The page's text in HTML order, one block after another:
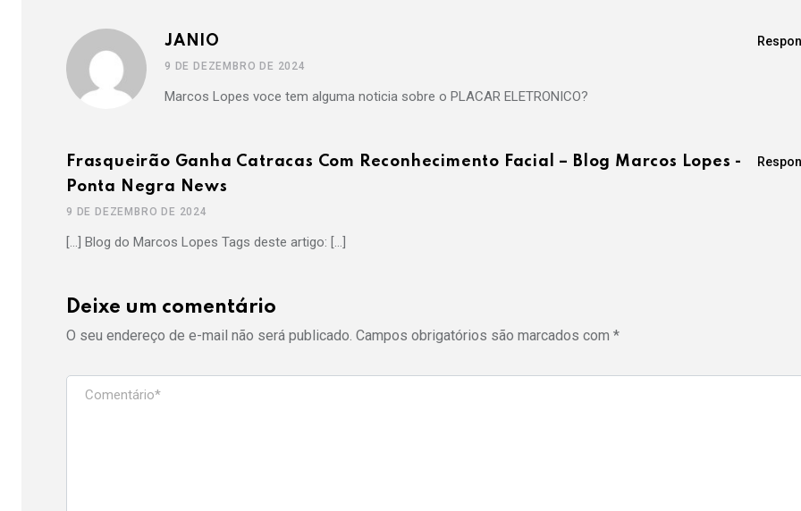
JANIO
9 DE DEZEMBRO DE 2024
Marcos Lopes voce tem alguma noticia sobre o PLACAR ELETRONICO?
Frasqueirão Ganha Catracas Com Reconhecimento Facial – Blog Marcos Lopes -
Ponta Negra News
9 DE DEZEMBRO DE 2024
[…] Blog do Marcos Lopes Tags deste artigo: […]
Deixe um comentário
O seu endereço de e-mail não será publicado. Campos obrigatórios são marcados com *